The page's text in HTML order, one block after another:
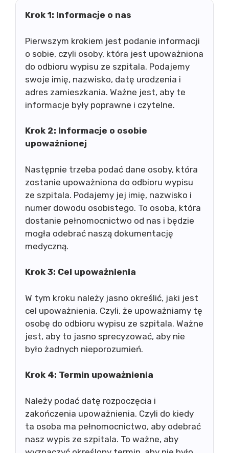
Krok 1: Informacje o nas
Pierwszym krokiem jest podanie informacji
o sobie, czyli osoby, która jest upoważniona
do odbioru wypisu ze szpitala. Podajemy
swoje imię, nazwisko, datę urodzenia i
adres zamieszkania. Ważne jest, aby te
informacje były poprawne i czytelne.
Krok 2: Informacje o osobie
upoważnionej
Następnie trzeba podać dane osoby, która
zostanie upoważniona do odbioru wypisu
ze szpitala. Podajemy jej imię, nazwisko i
numer dowodu osobistego. To osoba, która
dostanie pełnomocnictwo od nas i będzie
mogła odebrać naszą dokumentację
medyczną.
Krok 3: Cel upoważnienia
W tym kroku należy jasno określić, jaki jest
cel upoważnienia. Czyli, że upoważniamy tę
osobę do odbioru wypisu ze szpitala. Ważne
jest, aby to jasno sprecyzować, aby nie
było żadnych nieporozumień.
Krok 4: Termin upoważnienia
Należy podać datę rozpoczęcia i
zakończenia upoważnienia. Czyli do kiedy
ta osoba ma pełnomocnictwo, aby odebrać
nasz wypis ze szpitala. To ważne, aby